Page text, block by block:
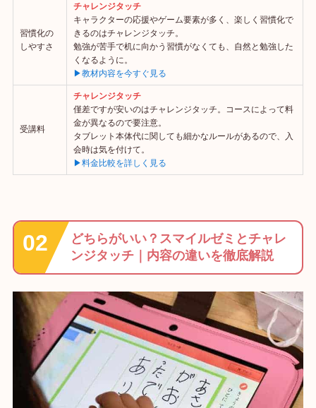
習慣化の
しやすさ
チャレンジタッチ
キャラクターの応援やゲーム要素が多く、楽しく習慣化で
きるのはチャレンジタッチ。
勉強が苦手で机に向かう習慣がなくても、自然と勉強した
くなるように。
▶教材内容を今すぐ見る
受講料
チャレンジタッチ
僅差ですが安いのはチャレンジタッチ。コースによって料
金が異なるので要注意。
タブレット本体代に関しても細かなルールがあるので、入
会時は気を付けて。
▶料金比較を詳しく見る
どちらがいい？スマイルゼミとチャレ
ンジタッチ｜内容の違いを徹底解説